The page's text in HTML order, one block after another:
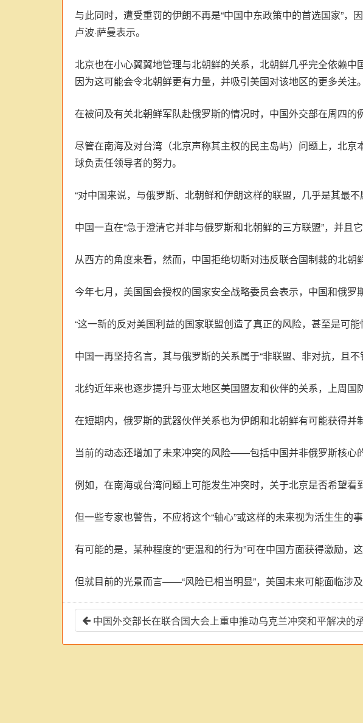
与此同时，遭受重罚的伊朗不再是“中国中东政策中的首选国家”
卢波·萨曼表示。
北京也在小心翼翼地管理与北朝鲜的关系，北朝鲜几乎完全依赖
因为这可能会令北朝鲜更有力量，并吸引美国对该地区的更多关注。
在被问及有关北朝鲜军队赴俄罗斯的情况时，中国外交部在周四的
尽管在南海及对台湾（北京声称其主权的民主岛屿）问题上，北
球负责任领导者的努力。
“对中国来说，与俄罗斯、北朝鲜和伊朗这样的联盟，几乎是其最
中国一直在“急于澄清它并非与俄罗斯和北朝鲜的三方联盟”，并
从西方的角度来看，然而，中国拒绝切断对违反联合国制裁的北
今年七月，美国国会授权的国家安全战略委员会表示，中国和俄罗
“这一新的反对美国利益的国家联盟创造了真正的风险，甚至是可
中国一再坚持名言，其与俄罗斯的关系属于“非联盟、非对抗，且不
北约近年来也逐步提升与亚太地区美国盟友和伙伴的关系，上周国
在短期内，俄罗斯的武器伙伴关系也为伊朗和北朝鲜有可能获得并
当前的动态还增加了未来冲突的风险——包括中国并非俄罗斯核心
例如，在南海或台湾问题上可能发生冲突时，关于北京是否希望看
但一些专家也警告，不应将这个“轴心”或这样的未来视为活生生的
有可能的是，某种程度的“更温和的行为”可在中国方面获得激励，
但就目前的光景而言——“风险已相当明显”，美国未来可能面临涉及
中国外交部长在联合国大会上重申推动乌克兰冲突和平解决的